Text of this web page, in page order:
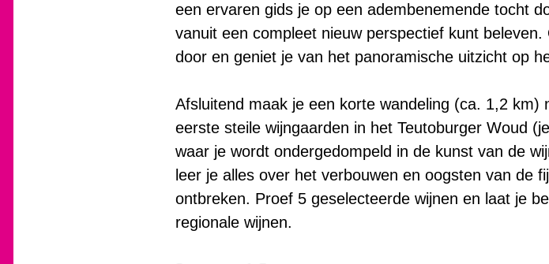
een ervaren gids je op een adembenemende tocht
vanuit een compleet nieuw perspectief kunt
door en geniet je van het panoramische uitzicht op
Afsluitend maak je een korte wandeling (ca. 1,2 km)
eerste steile wijngaarden in het Teutoburger Woud
waar je wordt ondergedompeld in de kunst van de
leer je alles over het verbouwen en oogsten van de
ontbreken. Proef 5 geselecteerde wijnen en laat je
regionale wijnen.